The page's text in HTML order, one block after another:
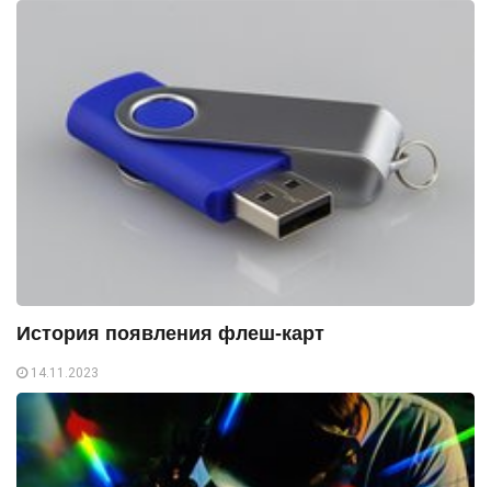
История появления флеш-карт
14.11.2023